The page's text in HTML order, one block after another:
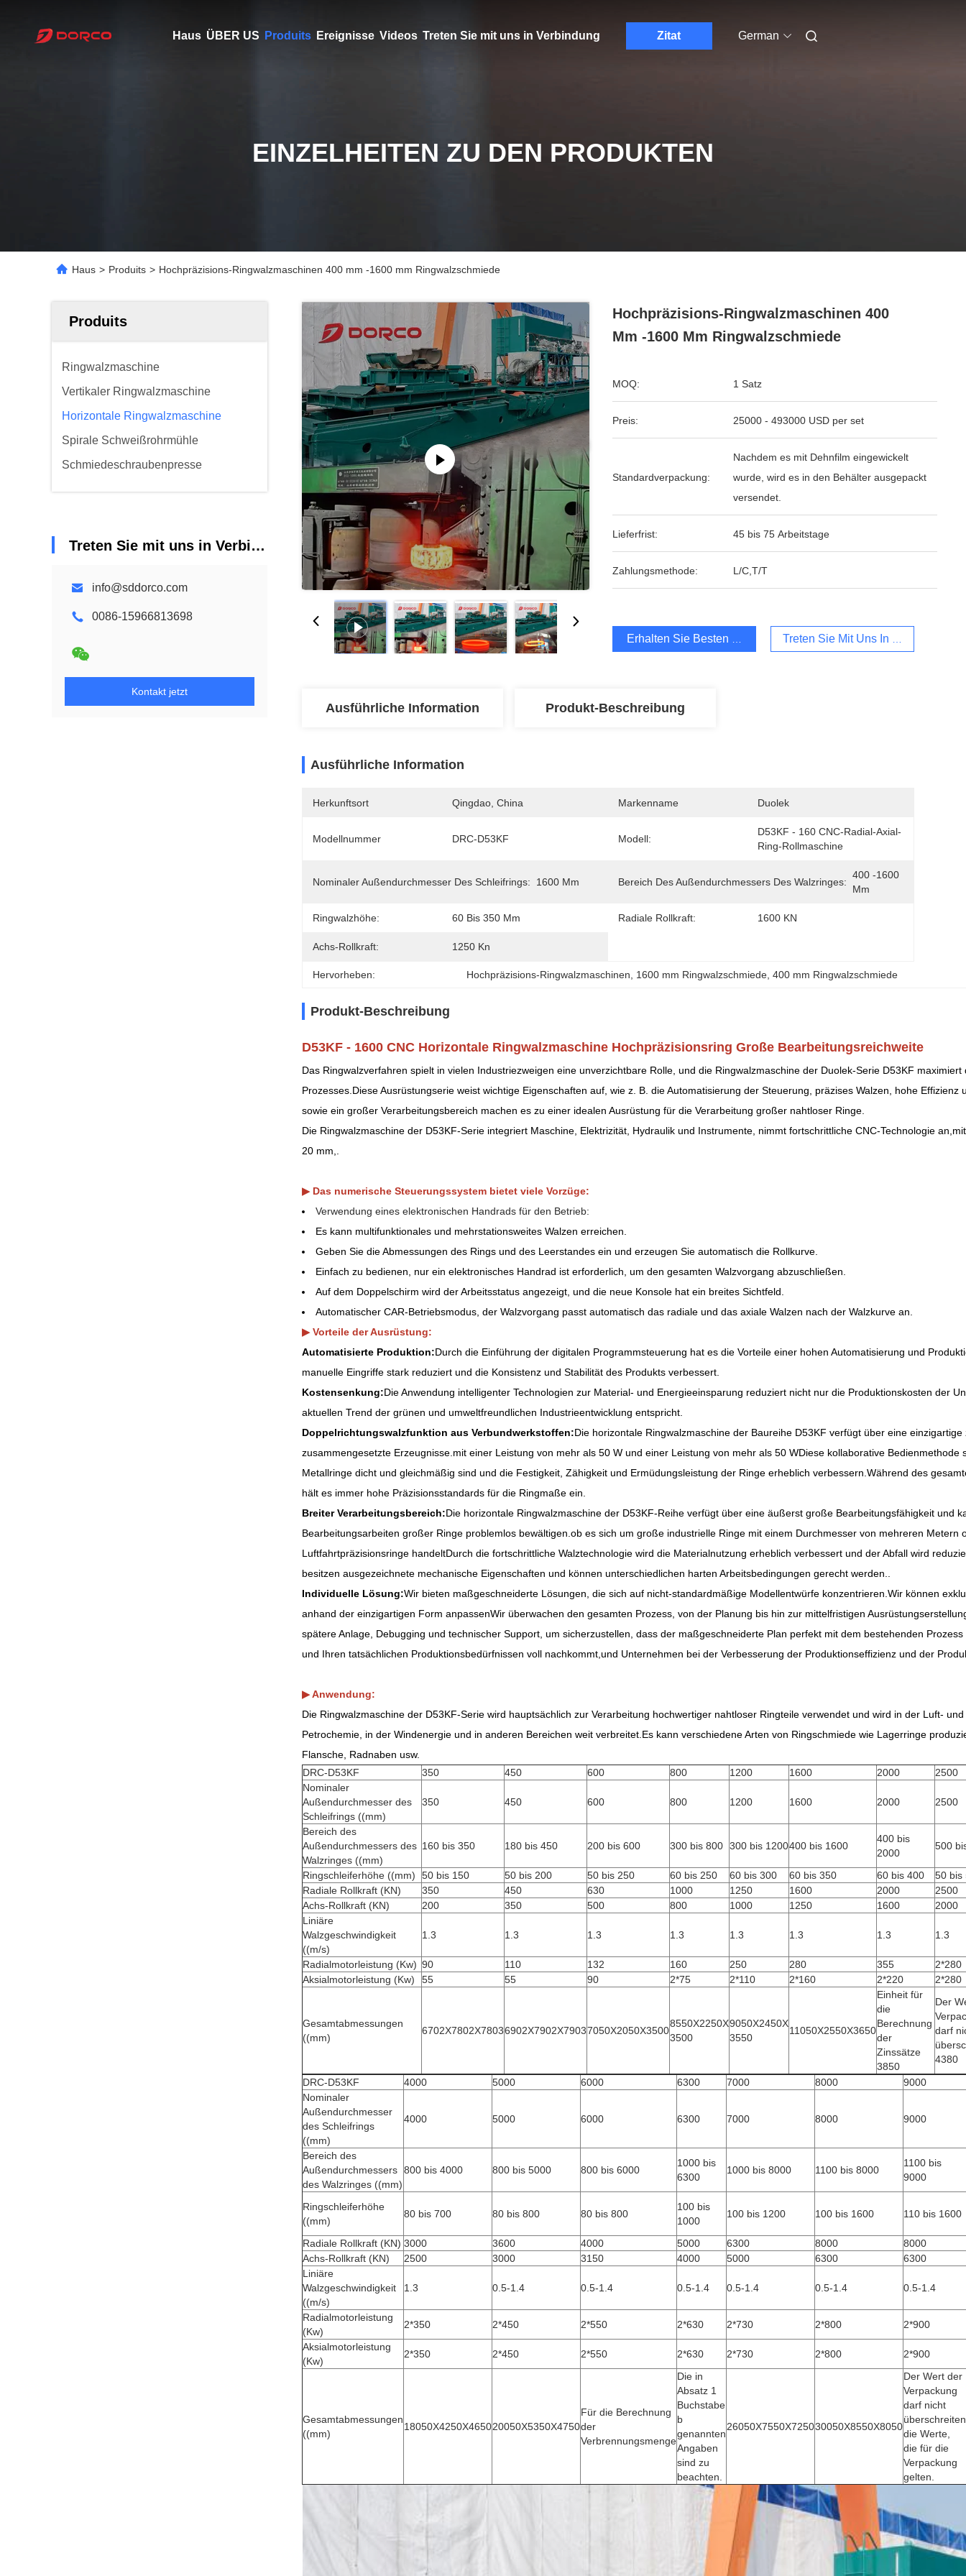
Haus ÜBER US Produits Ereignisse Videos Treten Sie mit uns in Verbindung Zitat German
EINZELHEITEN ZU DEN PRODUKTEN
Haus > Produits > Hochpräzisions-Ringwalzmaschinen 400 mm -1600 mm Ringwalzschmiede
Produits
Ringwalzmaschine
Vertikaler Ringwalzmaschine
Horizontale Ringwalzmaschine
Spirale Schweißrohrmühle
Schmiedeschraubenpresse
Treten Sie mit uns in Verbindung
info@sddorco.com
0086-15966813698
Kontakt jetzt
Hochpräzisions-Ringwalzmaschinen 400
Mm -1600 Mm Ringwalzschmiede
MOQ: 1 Satz
Preis: 25000 - 493000 USD per set
Standardverpackung:
Nachdem es mit Dehnfilm eingewickelt
wurde, wird es in den Behälter ausgepackt
versendet.
Lieferfrist: 45 bis 75 Arbeitstage
Zahlungsmethode: L/C,T/T
Erhalten Sie Besten Preis Treten Sie Mit Uns In Verbindung
Ausführliche Information Produkt-Beschreibung
Ausführliche Information
Herkunftsort Qingdao, China Markenname Duolek
Modellnummer DRC-D53KF Modell:
D53KF - 160 CNC-Radial-Axial-
Ring-Rollmaschine
Nominaler Außendurchmesser Des Schleifrings: 1600 Mm Bereich Des Außendurchmessers Des Walzringes:
400 -1600
Mm
Ringwalzhöhe: 60 Bis 350 Mm Radiale Rollkraft: 1600 KN
Achs-Rollkraft: 1250 Kn
Hervorheben: Hochpräzisions-Ringwalzmaschinen 1600 mm Ringwalzschmiede 400 mm Ringwalzschmiede
Produkt-Beschreibung
D53KF - 1600 CNC Horizontale Ringwalzmaschine Hochpräzisionsring Große Bearbeitungsreichweite
Das Ringwalzverfahren spielt in vielen Industriezweigen eine unverzichtbare Rolle, und die Ringwalzmaschine der Duolek-Serie D53KF maximiert
Prozesses.Diese Ausrüstungserie weist wichtige Eigenschaften auf, wie z. B. die Automatisierung der Steuerung, präzises Walzen, hohe Effizienz
sowie ein großer Verarbeitungsbereich machen es zu einer idealen Ausrüstung für die Verarbeitung großer nahtloser Ringe.
Die Ringwalzmaschine der D53KF-Serie integriert Maschine, Elektrizität, Hydraulik und Instrumente, nimmt fortschrittliche CNC-Technologie
20 mm,.
▶ Das numerische Steuerungssystem bietet viele Vorzüge:
Verwendung eines elektronischen Handrads für den Betrieb:
Es kann multifunktionales und mehrstationsweites Walzen erreichen.
Geben Sie die Abmessungen des Rings und des Leerstandes ein und erzeugen Sie automatisch die Rollkurve.
Einfach zu bedienen, nur ein elektronisches Handrad ist erforderlich, um den gesamten Walzvorgang abzuschließen.
Auf dem Doppelschirm wird der Arbeitsstatus angezeigt, und die neue Konsole hat ein breites Sichtfeld.
Automatischer CAR-Betriebsmodus, der Walzvorgang passt automatisch das radiale und das axiale Walzen nach der Walzkurve an.
▶ Vorteile der Ausrüstung:
Automatisierte Produktion:Durch die Einführung der digitalen Programmsteuerung hat es die Vorteile einer hohen Automatisierung und
manuelle Eingriffe stark reduziert und die Konsistenz und Stabilität des Produkts verbessert.
Kostensenkung:Die Anwendung intelligenter Technologien zur Material- und Energieeinsparung reduziert nicht nur die Produktionskosten der
aktuellen Trend der grünen und umweltfreundlichen Industrieentwicklung entspricht.
Doppelrichtungswalzfunktion aus Verbundwerkstoffen:Die horizontale Ringwalzmaschine der Baureihe D53KF verfügt über eine
zusammengesetzte Erzeugnisse.mit einer Leistung von mehr als 50 W und einer Leistung von mehr als 50 WDiese kollaborative Bedienmethode
Metallringe dicht und gleichmäßig sind und die Festigkeit, Zähigkeit und Ermüdungsleistung der Ringe erheblich verbessern.Während des
hält es immer hohe Präzisionsstandards für die Ringmaße ein.
Breiter Verarbeitungsbereich:Die horizontale Ringwalzmaschine der D53KF-Reihe verfügt über eine äußerst große Bearbeitungsfähigkeit und
Bearbeitungsarbeiten großer Ringe problemlos bewältigen.ob es sich um große industrielle Ringe mit einem Durchmesser von mehreren Metern
Luftfahrtpräzisionsringe handeltDurch die fortschrittliche Walztechnologie wird die Materialnutzung erheblich verbessert und der Abfall wird
besitzen ausgezeichnete mechanische Eigenschaften und können unterschiedlichen harten Arbeitsbedingungen gerecht werden..
Individuelle Lösung:Wir bieten maßgeschneiderte Lösungen, die sich auf nicht-standardmäßige Modellentwürfe konzentrieren.Wir können
anhand der einzigartigen Form anpassenWir überwachen den gesamten Prozess, von der Planung bis hin zur mittelfristigen
spätere Anlage, Debugging und technischer Support, um sicherzustellen, dass der maßgeschneiderte Plan perfekt mit dem bestehenden
und Ihren tatsächlichen Produktionsbedürfnissen voll nachkommt,und Unternehmen bei der Verbesserung der Produktionseffizienz und der
▶ Anwendung:
Die Ringwalzmaschine der D53KF-Serie wird hauptsächlich zur Verarbeitung hochwertiger nahtloser Ringteile verwendet und wird in der Luft-
Petrochemie, in der Windenergie und in anderen Bereichen weit verbreitet.Es kann verschiedene Arten von Ringschmiede wie Lagerringe
Flansche, Radnaben usw.
DRC-D53KF
350 450 600 800 1200 1600 2000
2500
Nominaler
Außendurchmesser des
Schleifrings ((mm)
350 450 600 800 1200 1600 2000 2500
Bereich des
Außendurchmessers des
Walzringes ((mm)
160 bis 350 180 bis 450 200 bis 600 300 bis 800 300 bis 1200400 bis 1600
400 bis
2000
500
Ringschleiferhöhe ((mm) 50 bis 150 50 bis 200 50 bis 250 60 bis 250 60 bis 300 60 bis 350 60 bis 400
50 bis
Radiale Rollkraft (KN)
350 450 630 1000 1250 1600 2000
2500
Achs-Rollkraft (KN)
200 350 500 800 1000 1250 1600
2000
Liniäre
Walzgeschwindigkeit
((m/s)
1.3 1.3 1.3 1.3 1.3 1.3 1.3 1.3
Radialmotorleistung (Kw) 90 110 132 160 250 280 355
2*280
Aksialmotorleistung (Kw)
55 55 90 2*75 2*110 2*160 2*220 2*280
Gesamtabmessungen
((mm)
6702X7802X78036902X7902X79037050X2050X3500
8550X2250X
3500
9050X2450X
3550
11050X2550X3650
Einheit für
die
Berechnung
der
Zinssätze
3850
Der
darf
4380
DRC-D53KF
4000 5000 6000 6300 7000 8000
9000
Nominaler
Außendurchmesser
des Schleifrings
((mm)
4000 5000 6000 6300 7000 8000 9000
Bereich des
Außendurchmessers
des Walzringes ((mm)
800 bis 4000 800 bis 5000 800 bis 6000
1000 bis
6300
1000 bis 8000 1100 bis 8000
1100 bis
9000
Ringschleiferhöhe
((mm)
80 bis 700 80 bis 800 80 bis 800
100 bis
1000
100 bis 1200 100 bis 1600 110 bis 1600
Radiale Rollkraft (KN) 3000 3600 4000 5000 6300 8000
8000
Achs-Rollkraft (KN)
2500 3000 3150 4000 5000 6300
6300
Liniäre
Walzgeschwindigkeit
((m/s)
1.3 0.5-1.4 0.5-1.4 0.5-1.4 0.5-1.4 0.5-1.4 0.5-1.4
Radialmotorleistung
(Kw)
2*350 2*450 2*550 2*630 2*730 2*800
2*900
Aksialmotorleistung
(Kw)
2*350 2*450 2*550 2*630 2*730 2*800 2*900
Gesamtabmessungen
((mm)
18050X4250X465020050X5350X4750
Für die Berechnung
der
Verbrennungsmenge
Die in
Absatz 1
Buchstabe
b
genannten
Angaben
sind zu
beachten.
26050X7550X725030050X8550X8050
Der Wert der
Verpackung
darf nicht
überschreiten
die Werte,
die für die
Verpackung
gelten.